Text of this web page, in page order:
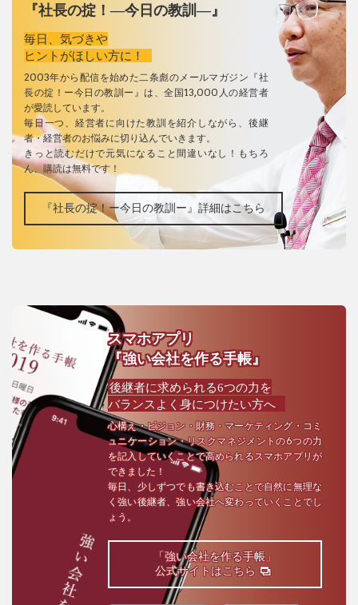
『社長の掟！―今日の教訓―』
毎日、気づきや
ヒントがほしい方に！
2003年から配信を始めた二条彪のメールマガジン『社
長の掟！ー今日の教訓ー』は、全国13,000人の経営者
が愛読しています。
毎日一つ、経営者に向けた教訓を紹介しながら、後継
者・経営者のお悩みに切り込んでいきます。
きっと読むだけで元気になること間違いなし！もちろ
ん、購読は無料です！
『社長の掟！ー今日の教訓ー』詳細はこちら
スマホアプリ
『強い会社を作る手帳』
後継者に求められる6つの力を
バランスよく身につけたい方へ
心構え・ビジョン・財務・マーケティング・コミ
ュニケーション・リスクマネジメントの6つの力
を記入していくことで高められるスマホアプリが
できました！
毎日、少しずつでも書き込むことで自然に無理な
く強い後継者、強い会社へ変わっていくことでし
ょう。
「強い会社を作る手帳」
公式サイトはこちら